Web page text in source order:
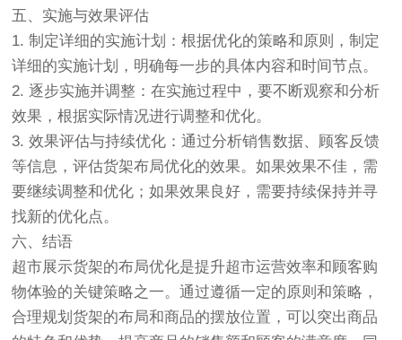
五、实施与效果评估
1. 制定详细的实施计划：根据优化的策略和原则，制定
详细的实施计划，明确每一步的具体内容和时间节点。
2. 逐步实施并调整：在实施过程中，要不断观察和分析
效果，根据实际情况进行调整和优化。
3. 效果评估与持续优化：通过分析销售数据、顾客反馈
等信息，评估货架布局优化的效果。如果效果不佳，需
要继续调整和优化；如果效果良好，需要持续保持并寻
找新的优化点。
六、结语
超市展示货架的布局优化是提升超市运营效率和顾客购
物体验的关键策略之一。通过遵循一定的原则和策略，
合理规划货架的布局和商品的摆放位置，可以突出商品